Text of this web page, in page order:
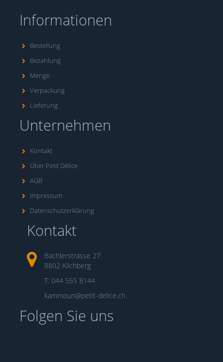
Informationen
Bestellung
Bezahlung
Menge
Verpackung
Lieferung
Unternehmen
Kontakt
Über Petit Délice
AGB
Impressum
Datenschutzerklärung
Kontakt
Bächlerstrasse 27
8802 Kilchberg
T: 044 555 8144
kammoun@petit-delice.ch
Folgen Sie uns